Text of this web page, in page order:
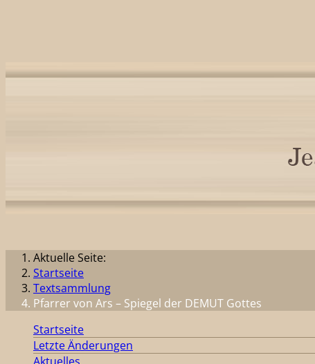
Aktuelle Seite:
Startseite
Textsammlung
Pfarrer von Ars – Spiegel der DEMUT Gottes
Startseite
Letzte Änderungen